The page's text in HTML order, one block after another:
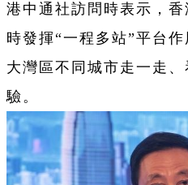
港中通社訪問時表示，
時發揮“一程多站”平台
大灣區不同城市走一走
驗。